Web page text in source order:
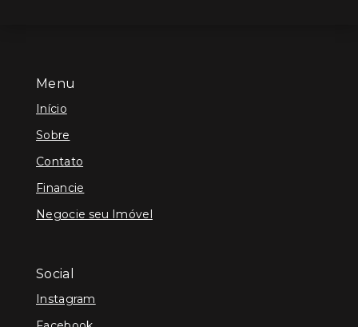
Menu
Início
Sobre
Contato
Financie
Negocie seu Imóvel
Social
Instagram